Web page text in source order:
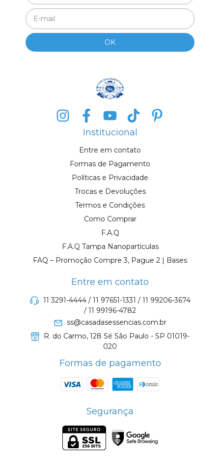
Institucional
Entre em contato
Formas de Pagamento
Políticas e Privacidade
Trocas e Devoluções
Termos e Condições
Como Comprar
F.A.Q
F.A.Q Tampa Nanopartículas
FAQ – Promoção Compre 3, Pague 2 | Bases
Entre em contato
11 3291-4444 / 11 97651-1331 / 11 99206-3674
/ 11 99196-4782
ss@casadasessencias.com.br
R. do Carmo, 128 Sé São Paulo - SP 01019-
020
Formas de pagamento
Segurança